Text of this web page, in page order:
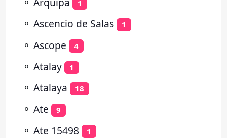
1
⚬ Ascencio de Salas 1
⚬ Ascope 4
⚬ Atalay 1
⚬ Atalaya 18
⚬ Ate 9
⚬ Ate 15498 1